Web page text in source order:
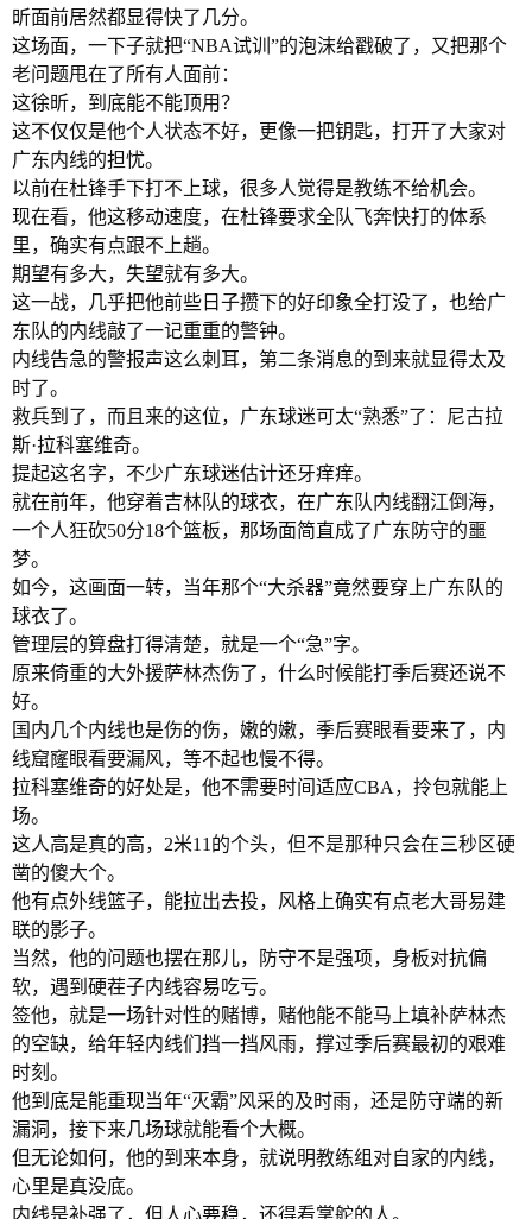
昕面前居然都显得快了几分。
这场面，一下子就把“NBA试训”的泡沫给戳破了，又把那个
老问题甩在了所有人面前：
这徐昕，到底能不能顶用？
这不仅仅是他个人状态不好，更像一把钥匙，打开了大家对
广东内线的担忧。
以前在杜锋手下打不上球，很多人觉得是教练不给机会。
现在看，他这移动速度，在杜锋要求全队飞奔快打的体系
里，确实有点跟不上趟。
期望有多大，失望就有多大。
这一战，几乎把他前些日子攒下的好印象全打没了，也给广
东队的内线敲了一记重重的警钟。
内线告急的警报声这么刺耳，第二条消息的到来就显得太及
时了。
救兵到了，而且来的这位，广东球迷可太“熟悉”了：尼古拉
斯·拉科塞维奇。
提起这名字，不少广东球迷估计还牙痒痒。
就在前年，他穿着吉林队的球衣，在广东队内线翻江倒海，
一个人狂砍50分18个篮板，那场面简直成了广东防守的噩
梦。
如今，这画面一转，当年那个“大杀器”竟然要穿上广东队的
球衣了。
管理层的算盘打得清楚，就是一个“急”字。
原来倚重的大外援萨林杰伤了，什么时候能打季后赛还说不
好。
国内几个内线也是伤的伤，嫩的嫩，季后赛眼看要来了，内
线窟窿眼看要漏风，等不起也慢不得。
拉科塞维奇的好处是，他不需要时间适应CBA，拎包就能上
场。
这人高是真的高，2米11的个头，但不是那种只会在三秒区硬
凿的傻大个。
他有点外线篮子，能拉出去投，风格上确实有点老大哥易建
联的影子。
当然，他的问题也摆在那儿，防守不是强项，身板对抗偏
软，遇到硬茬子内线容易吃亏。
签他，就是一场针对性的赌博，赌他能不能马上填补萨林杰
的空缺，给年轻内线们挡一挡风雨，撑过季后赛最初的艰难
时刻。
他到底是能重现当年“灭霸”风采的及时雨，还是防守端的新
漏洞，接下来几场球就能看个大概。
但无论如何，他的到来本身，就说明教练组对自家的内线，
心里是真没底。
内线是补强了，但人心要稳，还得看掌舵的人。